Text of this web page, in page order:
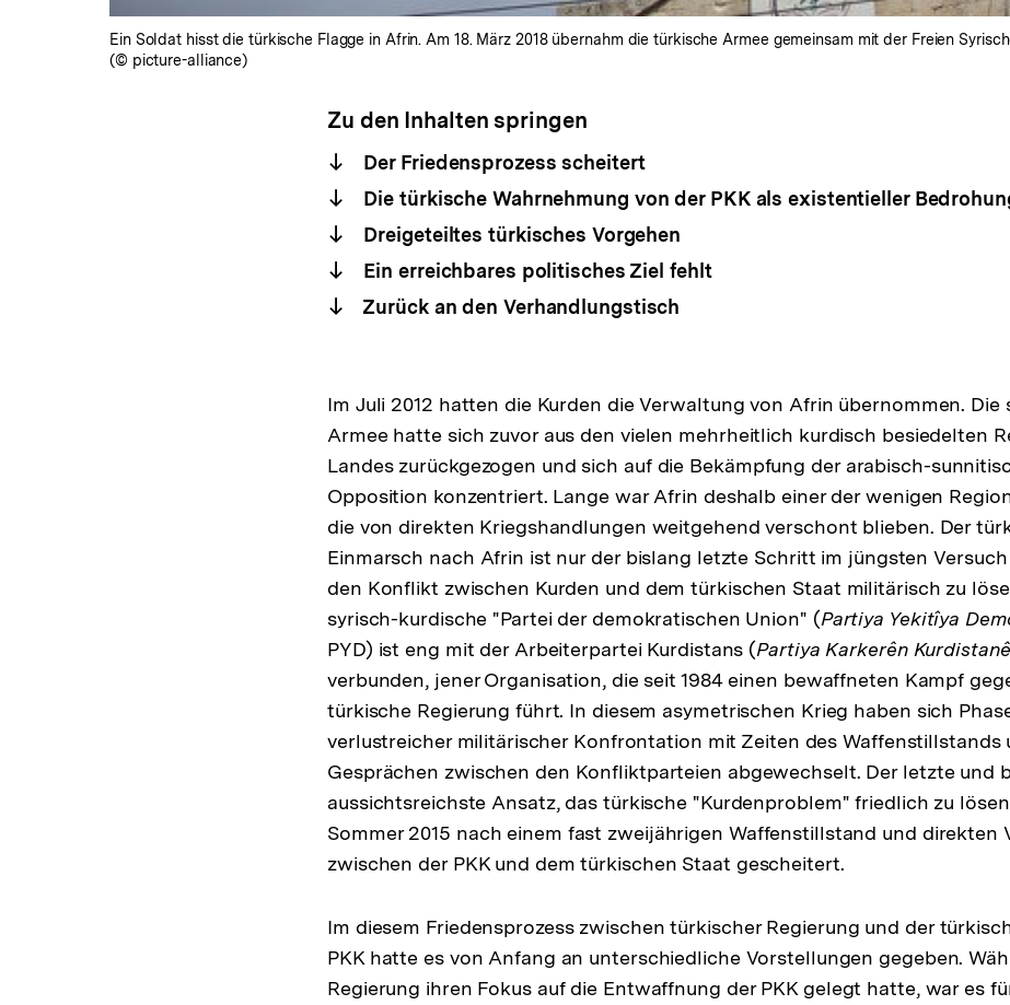
Ein Soldat hisst die türkische Flagge in Afrin. Am 18. März 2018 übernahm die türkische Armee gemeinsam mit der Freien
(© picture-alliance)
Zu den Inhalten springen
Der Friedensprozess scheitert
Die türkische Wahrnehmung von der PKK als existentieller
Dreigeteiltes türkisches Vorgehen
Ein erreichbares politisches Ziel fehlt
Zurück an den Verhandlungstisch
Im Juli 2012 hatten die Kurden die Verwaltung von Afrin übernommen. Die
Armee hatte sich zuvor aus den vielen mehrheitlich kurdisch besiedelten
Landes zurückgezogen und sich auf die Bekämpfung der arabisch-
Opposition konzentriert. Lange war Afrin deshalb einer der wenigen
die von direkten Kriegshandlungen weitgehend verschont blieben. Der
Einmarsch nach Afrin ist nur der bislang letzte Schritt im jüngsten Versuch
den Konflikt zwischen Kurden und dem türkischen Staat militärisch zu
syrisch-kurdische "Partei der demokratischen Union" (Partiya Yekitîya
PYD) ist eng mit der Arbeiterpartei Kurdistans (Partiya Karkerên Kurdistanê
verbunden, jener Organisation, die seit 1984 einen bewaffneten Kampf
türkische Regierung führt. In diesem asymetrischen Krieg haben sich
verlustreicher militärischer Konfrontation mit Zeiten des Waffenstillstands
Gesprächen zwischen den Konfliktparteien abgewechselt. Der letzte und
aussichtsreichste Ansatz, das türkische "Kurdenproblem" friedlich zu
Sommer 2015 nach einem fast zweijährigen Waffenstillstand und direkten
zwischen der PKK und dem türkischen Staat gescheitert.
Im diesem Friedensprozess zwischen türkischer Regierung und der
PKK hatte es von Anfang an unterschiedliche Vorstellungen gegeben.
Regierung ihren Fokus auf die Entwaffnung der PKK gelegt hatte, war es